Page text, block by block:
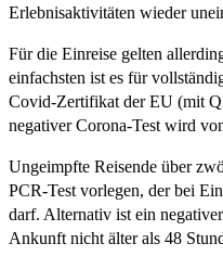
Erlebnisaktivitäten wieder
Für die Einreise gelten
einfachsten ist es für
Covid-Zertifikat der EU (mit
negativer Corona-Test wird
Ungeimpfte Reisende über
PCR-Test vorlegen, der bei
darf. Alternativ ist ein
Ankunft nicht älter als 48